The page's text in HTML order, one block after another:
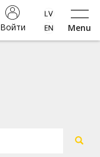
Menu
Войти